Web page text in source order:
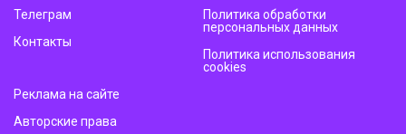
Телеграм
Контакты
Политика обработки
персональных данных
Политика использования
cookies
Реклама на сайте
Авторские права